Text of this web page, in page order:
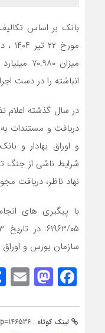
بانک بر اساس
مورخ
انباشته را در دست
در سال گذشته اعلام
دریافت و مستندات
و اوراق بهادار و
شرایط ناشی از جنگ
نهاد ناظر، دریافت
با پیگیری های
سازمان بورس و
لینک کوتاه :